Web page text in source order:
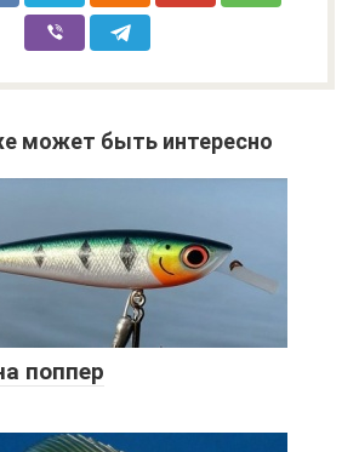
может быть интересно
поппер